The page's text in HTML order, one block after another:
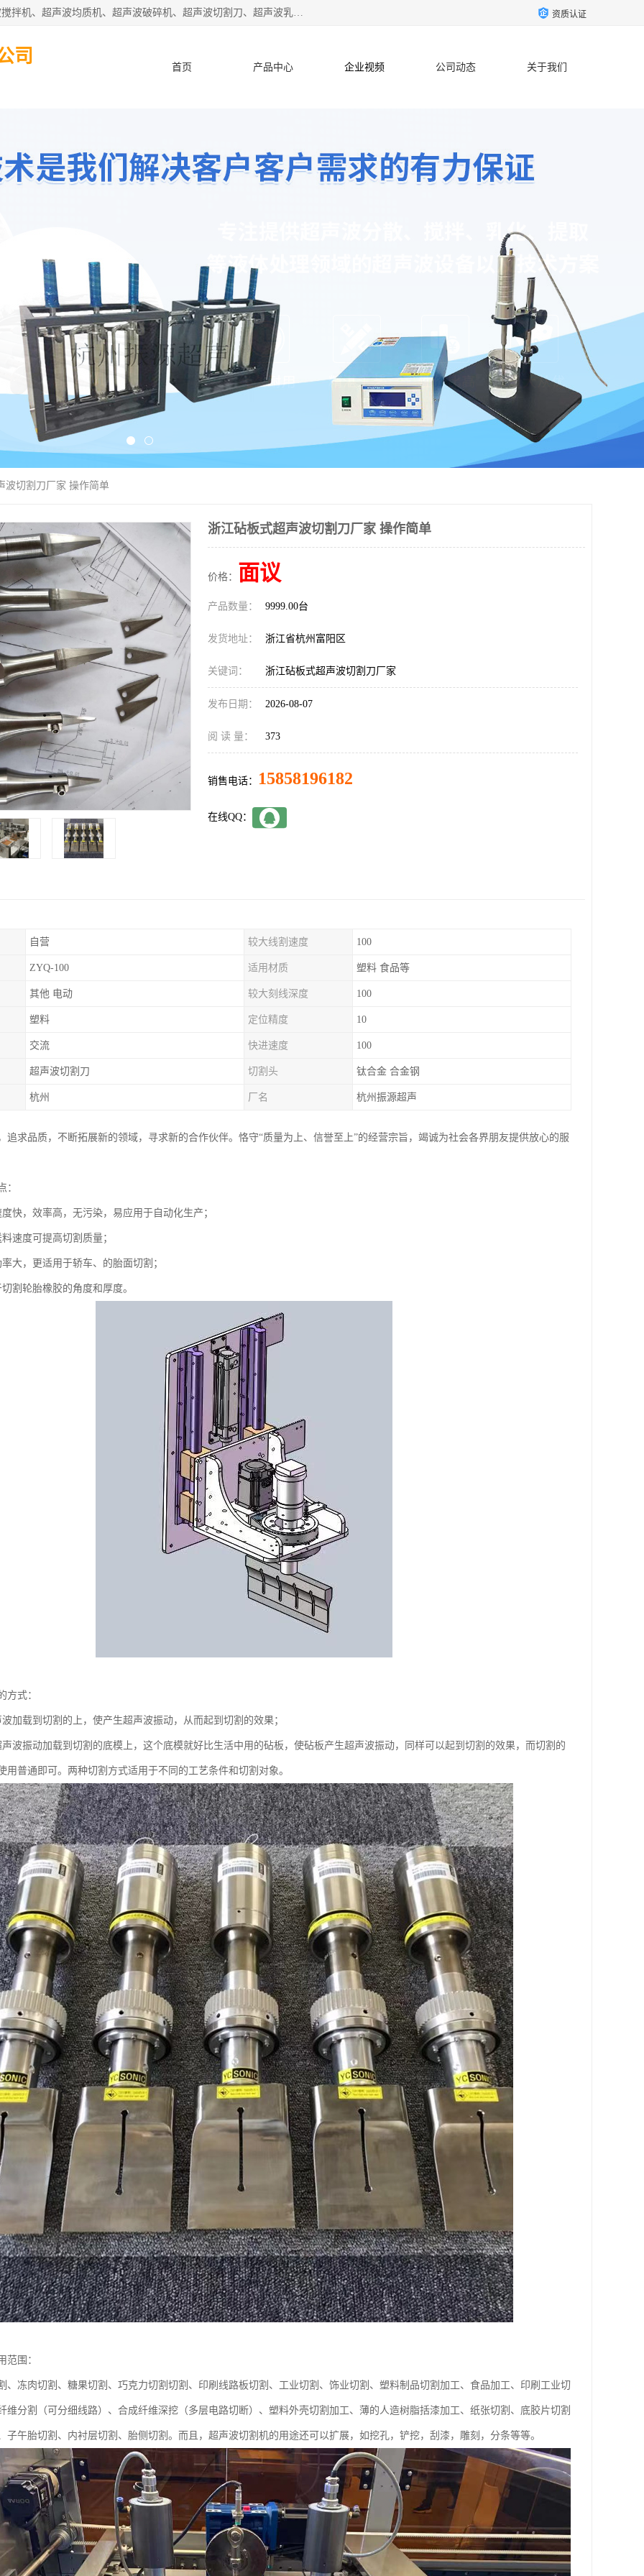
杭州振源超声设备有限公司主营产品：超声波分散机、超声波搅拌机、超声波均质机、超声波破碎机、超声波切割刀、超声波乳化机、超声波提取机、超声波振动棒等设备。秉承诚信经营、品质至上的服务宗旨，与多家企业建立了长期的合作关系。公司坚持以质量赢市场，以服务赢客户，始终以客户利益为中心。 资质认证
司
首页 产品中心 企业视频 公司动态 关于我们
波切割刀厂家 操作简单
浙江砧板式超声波切割刀厂家 操作简单
价格： 面议
产品数量： 9999.00台
发货地址： 浙江省杭州富阳区
关键词： 浙江砧板式超声波切割刀厂家
发布日期： 2026-08-07
阅 读 量： 373
销售电话： 15858196182
在线QQ：
自营 较大线割速度 100
ZYQ-100 适用材质 塑料 食品等
其他 电动 较大刻线深度 100
塑料 定位精度 10
交流 快进速度 100
超声波切割刀 切割头 钛合金 合金钢
杭州 厂名 杭州振源超声
追求品质，不断拓展新的领域，寻求新的合作伙伴。恪守“质量为上、信誉至上”的经营宗旨，竭诚为社会各界朋友提供放心的服
：
快，效率高，无污染，易应用于自动化生产；
速度可提高切割质量；
大，更适用于轿车、的胎面切割；
割轮胎橡胶的角度和厚度。
方式：
加载到切割的上，使产生超声波振动，从而起到切割的效果；
波振动加载到切割的底模上，这个底模就好比生活中用的砧板，使砧板产生超声波振动，同样可以起到切割的效果，而切割的
用普通即可。两种切割方式适用于不同的工艺条件和切割对象。
范围：
、冻肉切割、糖果切割、巧克力切割切割、印刷线路板切割、工业切割、饰业切割、塑料制品切割加工、食品加工、印刷工业切
维分割（可分细线路）、合成纤维深挖（多层电路切断）、塑料外壳切割加工、薄的人造树脂括漆加工、纸张切割、底胶片切割
子午胎切割、内衬层切割、胎侧切割。而且，超声波切割机的用途还可以扩展，如挖孔，铲挖，刮漆，雕刻，分条等等。